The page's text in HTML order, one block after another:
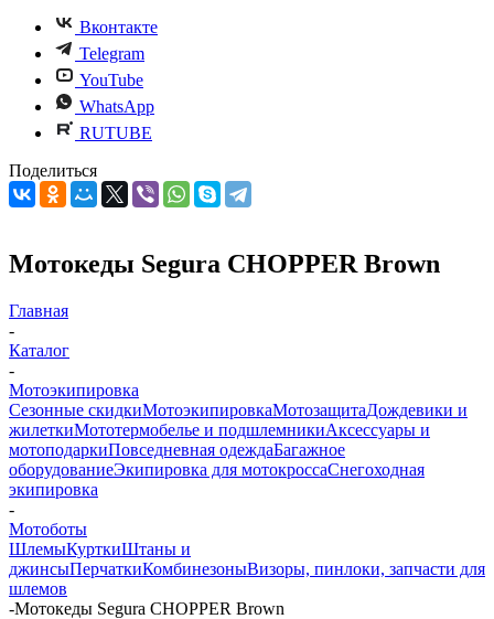
Вконтакте
Telegram
YouTube
WhatsApp
RUTUBE
Поделиться
Мотокеды Segura CHOPPER Brown
Главная
-
Каталог
-
Мотоэкипировка
Сезонные скидкиМотоэкипировкаМотозащитаДождевики и
жилеткиМототермобелье и подшлемникиАксессуары и
мотоподаркиПовседневная одеждаБагажное
оборудованиеЭкипировка для мотокроссаСнегоходная
экипировка
-
Мотоботы
ШлемыКурткиШтаны и
джинсыПерчаткиКомбинезоныВизоры, пинлоки, запчасти для
шлемов
-Мотокеды Segura CHOPPER Brown